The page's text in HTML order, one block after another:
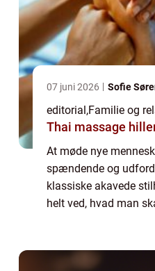
07 juni 2026 Sofie
editorial,Familie og
Thai massage
At møde nye
spændende og
klassiske akavede
helt ved, hvad man